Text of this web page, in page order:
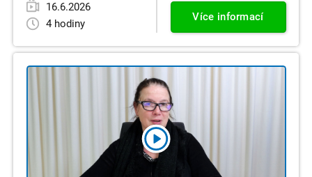
16.6.2026
4 hodiny
Více informací